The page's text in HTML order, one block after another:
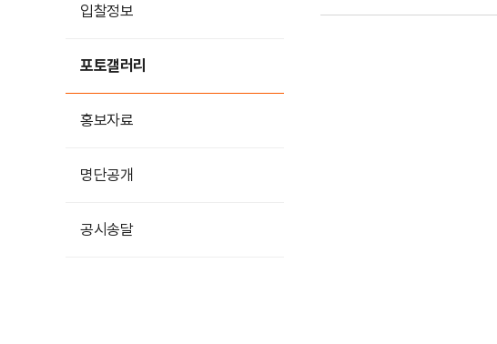
입찰정보
포토갤러리
홍보자료
명단공개
공시송달